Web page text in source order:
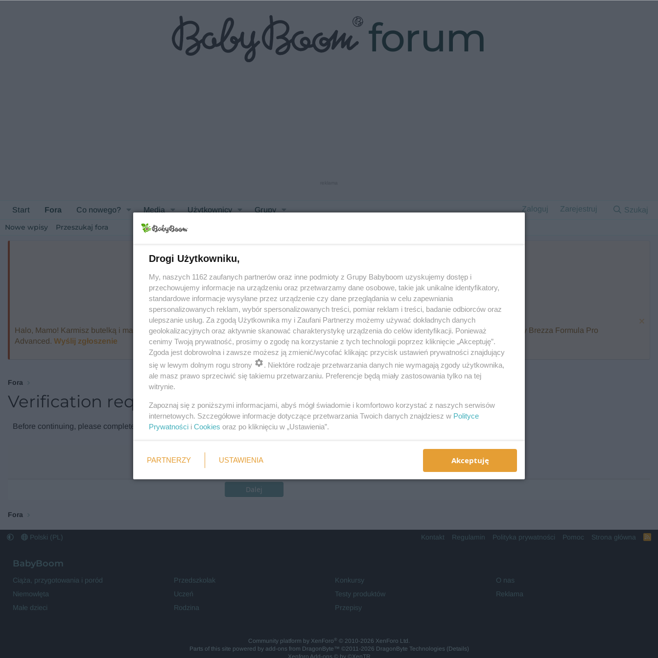
forum
Start Fora Co nowego? Media Użytkownicy Grupy Zaloguj Zarejestruj Szukaj
Nowe wpisy Przeszukaj fora
Halo, Mamo! Karmisz butelką i marzysz o ekspresie, który przygotuje mleko w kilka sekund? Opowiedz historię nocnego karmienia i zawalcz o Baby Brezza Formula Pro
Advanced. Wyślij zgłoszenie
reklama
Fora
Verification required
Before continuing, please complete the verification check.
Weryfikacja
Wymagane
Dalej
Fora
Polski (PL) Kontakt Regulamin Polityka prywatności Pomoc Strona główna
R
BabyBoom
Ciąża, przygotowania i poród
Niemowlęta
Małe dzieci
Przedszkolak
Uczeń
Rodzina
Konkursy
Testy produktów
Przepisy
O nas
Reklama
Community platform by XenForo® © 2010-2026 XenForo Ltd.
Parts of this site powered by add-ons from DragonByte™ ©2011-2026 DragonByte Technologies(Details)
Xenforo Add-ons© by ©XenTR
Drogi Użytkowniku,
My, naszych 1162 zaufanych partnerów oraz inne podmioty z Grupy Babyboom uzyskujemy dostęp i
przechowujemy informacje na urządzeniu oraz przetwarzamy dane osobowe, takie jak unikalne identyfikatory,
standardowe informacje wysyłane przez urządzenie czy dane przeglądania w celu zapewniania
spersonalizowanych reklam, wybór spersonalizowanych treści, pomiar reklam i treści, badanie odbiorców oraz
ulepszanie usług. Za zgodą Użytkownika my i Zaufani Partnerzy możemy używać dokładnych danych
geolokalizacyjnych oraz aktywnie skanować charakterystykę urządzenia do celów identyfikacji. Ponieważ
cenimy Twoją prywatność, prosimy o zgodę na korzystanie z tych technologii poprzez kliknięcie „Akceptuję”.
Zgoda jest dobrowolna i zawsze możesz ją zmienić/wycofać klikając przycisk ustawień prywatności znajdujący
się w lewym dolnym rogu strony
. Niektóre rodzaje przetwarzania danych nie wymagają zgody użytkownika,
ale masz prawo sprzeciwić się takiemu przetwarzaniu. Preferencje będą miały zastosowania tylko na tej
witrynie.
Zapoznaj się z poniższymi informacjami, abyś mógł świadomie i komfortowo korzystać z naszych serwisów
internetowych. Szczegółowe informacje dotyczące przetwarzania Twoich danych znajdziesz w Polityce
Prywatności i Cookies oraz po kliknięciu w „Ustawienia”.
PARTNERZY USTAWIENIA Akceptuję